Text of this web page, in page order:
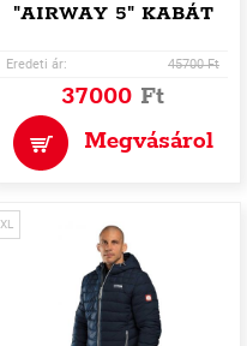
"AIRWAY 5" KABÁT
Eredeti ár: 45700 Ft
37000 Ft
Megvásárol
XL